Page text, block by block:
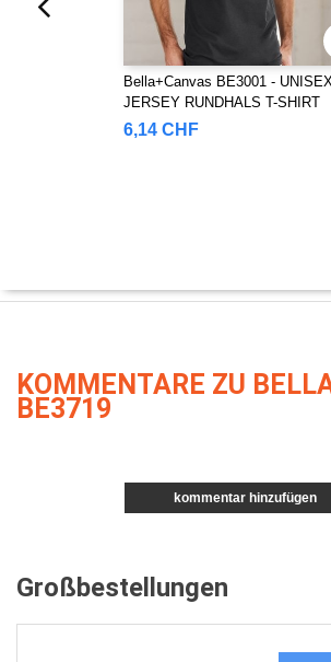
Bella+Canvas BE3001 -
JERSEY RUNDHALS T-SHIRT
6,14 CHF
KOMMENTARE ZU
BE3719
kommentar hinzufügen
Großbestellungen